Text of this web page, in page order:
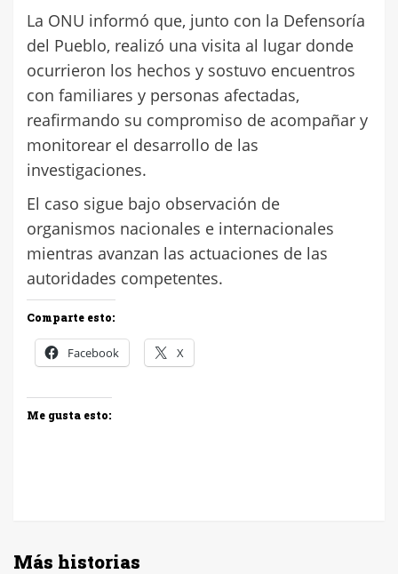
La ONU informó que, junto con la Defensoría
del Pueblo, realizó una visita al lugar donde
ocurrieron los hechos y sostuvo encuentros
con familiares y personas afectadas,
reafirmando su compromiso de acompañar y
monitorear el desarrollo de las
investigaciones.
El caso sigue bajo observación de
organismos nacionales e internacionales
mientras avanzan las actuaciones de las
autoridades competentes.
Comparte esto:
Facebook X
Me gusta esto:
Más historias